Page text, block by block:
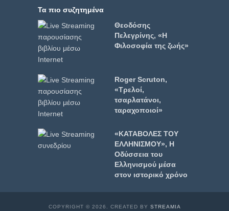
Τα πιο συζητημένα
Θεοδόσης
Πελεγρίνης, «Η
Φιλοσοφία της ζωής»
Roger Scruton,
«Τρελοί,
τσαρλατάνοι,
ταραχοποιοί»
«ΚΑΤΑΒΟΛΕΣ ΤΟΥ
ΕΛΛΗΝΙΣΜΟΥ», Η
Οδύσσεια του
Ελληνισμού μέσα
στον ιστορικό χρόνο
COPYRIGHT © 2026. CREATED BY STREAMIA